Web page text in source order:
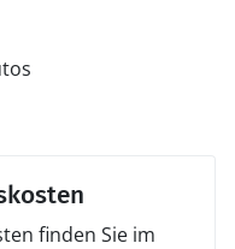
finden Sie im